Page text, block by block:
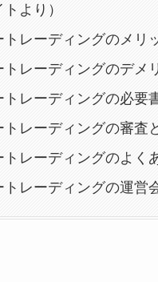
より）
トレーディングのメリ
トレーディングのデメ
トレーディングの必要
トレーディングの審査
トレーディングのよく
トレーディングの運営